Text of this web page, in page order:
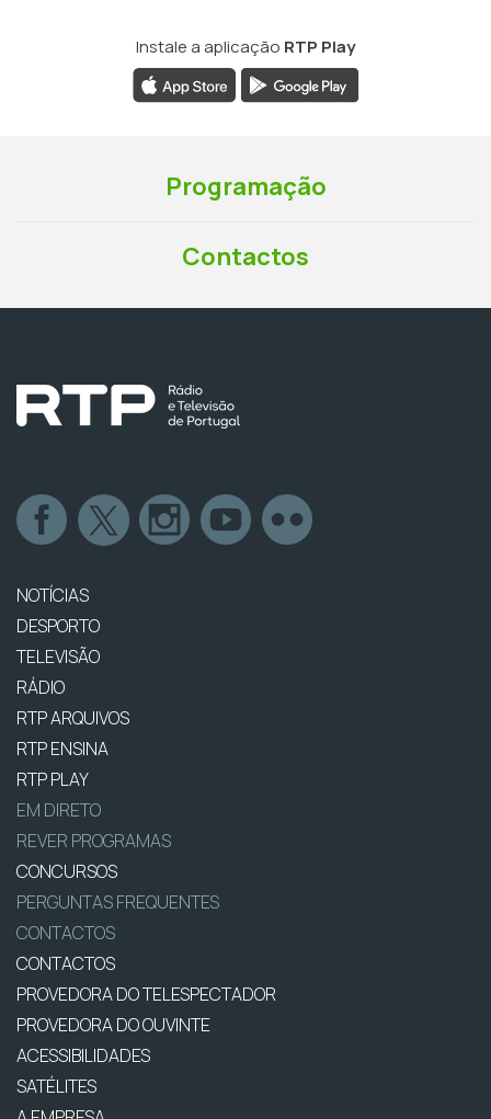
Instale a aplicação RTP Play
Programação
Contactos
NOTÍCIAS
DESPORTO
TELEVISÃO
RÁDIO
RTP ARQUIVOS
RTP ENSINA
RTP PLAY
EM DIRETO
REVER PROGRAMAS
CONCURSOS
PERGUNTAS FREQUENTES
CONTACTOS
CONTACTOS
PROVEDORA DO TELESPECTADOR
PROVEDORA DO OUVINTE
ACESSIBILIDADES
SATÉLITES